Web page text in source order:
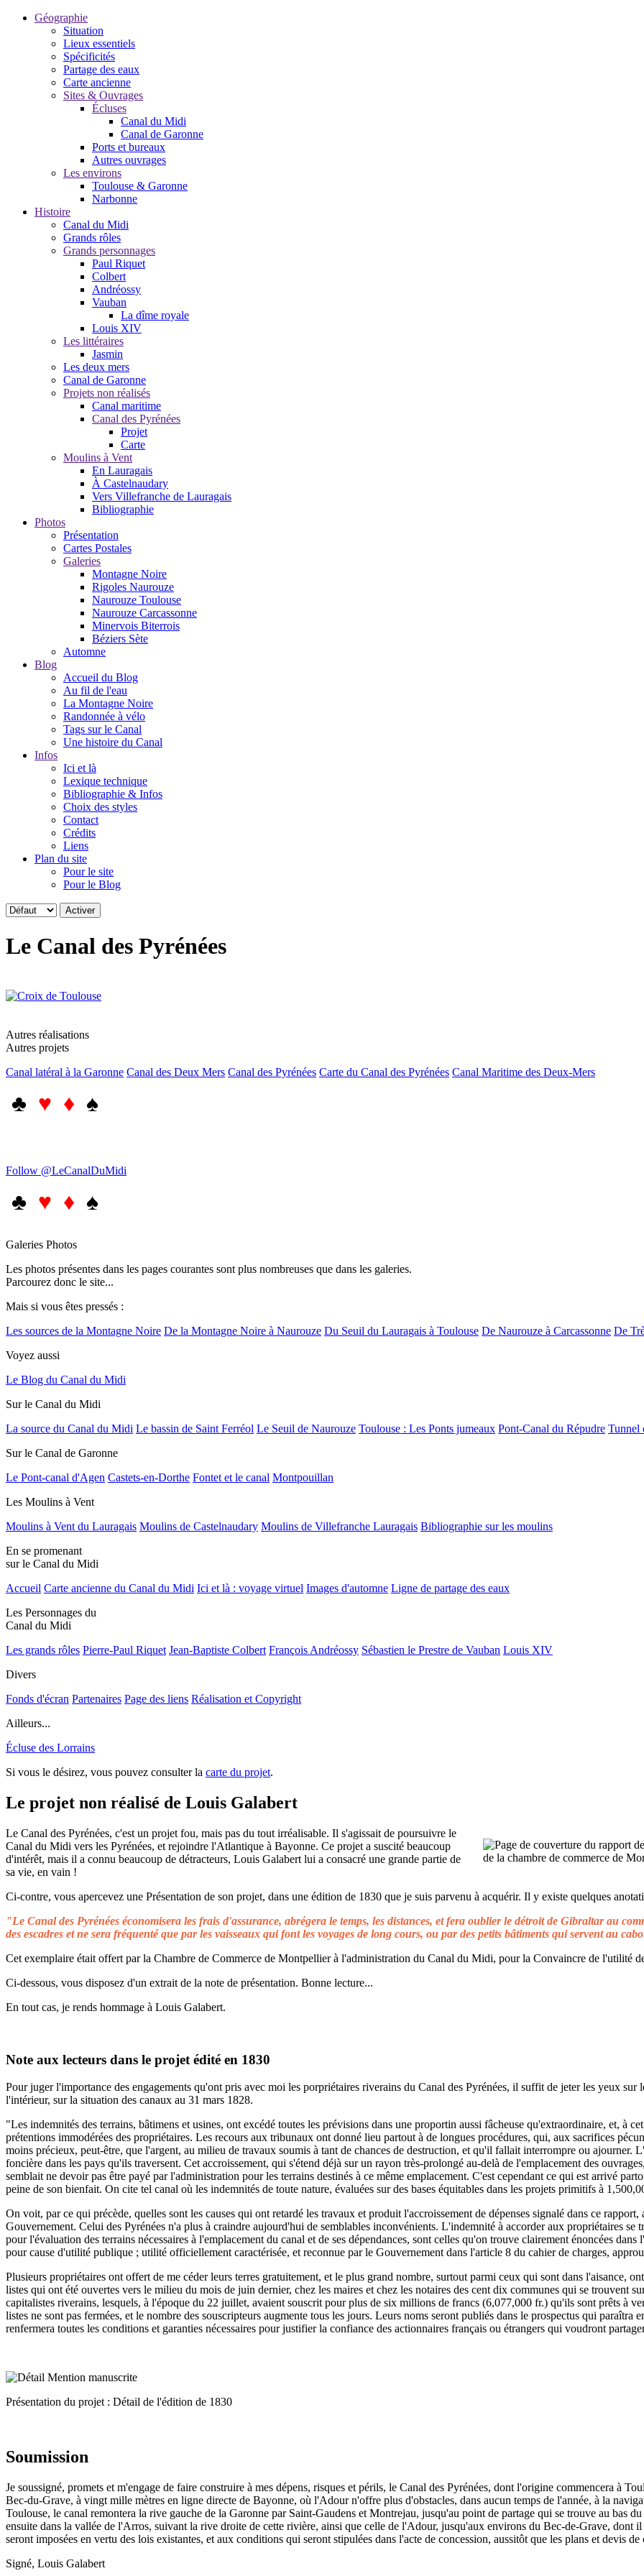
Géographie
Situation
Lieux essentiels
Spécificités
Partage des eaux
Carte ancienne
Sites & Ouvrages
Écluses
Canal du Midi
Canal de Garonne
Ports et bureaux
Autres ouvrages
Les environs
Toulouse & Garonne
Narbonne
Histoire
Canal du Midi
Grands rôles
Grands personnages
Paul Riquet
Colbert
Andréossy
Vauban
La dîme royale
Louis XIV
Les littéraires
Jasmin
Les deux mers
Canal de Garonne
Projets non réalisés
Canal maritime
Canal des Pyrénées
Projet
Carte
Moulins à Vent
En Lauragais
À Castelnaudary
Vers Villefranche de Lauragais
Bibliographie
Photos
Présentation
Cartes Postales
Galeries
Montagne Noire
Rigoles Naurouze
Naurouze Toulouse
Naurouze Carcassonne
Minervois Biterrois
Béziers Sète
Automne
Blog
Accueil du Blog
Au fil de l'eau
La Montagne Noire
Randonnée à vélo
Tags sur le Canal
Une histoire du Canal
Infos
Ici et là
Lexique technique
Bibliographie & Infos
Choix des styles
Contact
Crédits
Liens
Plan du site
Pour le site
Pour le Blog
Le Canal des Pyrénées
Autres réalisations
Autres projets
Canal latéral à la Garonne Canal des Deux Mers Canal des Pyrénées Carte du Canal des Pyrénées Canal Maritime des Deux-Mers
♣ ♥ ♦ ♠
Follow @LeCanalDuMidi
♣ ♥ ♦ ♠
Galeries Photos
Les photos présentes dans les pages courantes sont plus nombreuses que dans les galeries.
Parcourez donc le site...
Mais si vous êtes pressés :
Les sources de la Montagne Noire De la Montagne Noire à Naurouze Du Seuil du Lauragais à Toulouse De Naurouze à Carcassonne De
Voyez aussi
Le Blog du Canal du Midi
Sur le Canal du Midi
La source du Canal du Midi Le bassin de Saint Ferréol Le Seuil de Naurouze Toulouse : Les Ponts jumeaux Pont-Canal du Répudre Tunnel
Sur le Canal de Garonne
Le Pont-canal d'Agen Castets-en-Dorthe Fontet et le canal Montpouillan
Les Moulins à Vent
Moulins à Vent du Lauragais Moulins de Castelnaudary Moulins de Villefranche Lauragais Bibliographie sur les moulins
En se promenant
sur le Canal du Midi
Accueil Carte ancienne du Canal du Midi Ici et là : voyage virtuel Images d'automne Ligne de partage des eaux
Les Personnages du
Canal du Midi
Les grands rôles Pierre-Paul Riquet Jean-Baptiste Colbert François Andréossy Sébastien le Prestre de Vauban Louis XIV
Divers
Fonds d'écran Partenaires Page des liens Réalisation et Copyright
Ailleurs...
Écluse des Lorrains
Si vous le désirez, vous pouvez consulter la carte du projet.
Le projet non réalisé de Louis Galabert
Le Canal des Pyrénées, c'est un projet fou, mais pas du tout irréalisable. Il s'agissait de poursuivre le
Canal du Midi vers les Pyrénées, et rejoindre l'Atlantique à Bayonne. Ce projet a suscité beaucoup
d'intérêt, mais il a connu beaucoup de détracteurs, Louis Galabert lui a consacré une grande partie de
sa vie, en vain !
Ci-contre, vous apercevez une Présentation de son projet, dans une édition de 1830 que je suis parvenu à acquérir. Il y existe quelques
"Le Canal des Pyrénées économisera les frais d'assurance, abrégera le temps, les distances, et fera oublier le détroit de Gibraltar au
des escadres et ne sera fréquenté que par les vaisseaux qui font les voyages de long cours, ou par des petits bâtiments qui servent au
Cet exemplaire était offert par la Chambre de Commerce de Montpellier à l'administration du Canal du Midi, pour la Convaincre de l'utilité
Ci-dessous, vous disposez d'un extrait de la note de présentation. Bonne lecture...
En tout cas, je rends hommage à Louis Galabert.
Note aux lecteurs dans le projet édité en 1830
Pour juger l'importance des engagements qu'ont pris avec moi les porpriétaires riverains du Canal des Pyrénées, il suffit de jeter les yeux
l'intérieur, sur la situation des canaux au 31 mars 1828.
"Les indemnités des terrains, bâtimens et usines, ont excédé toutes les prévisions dans une proportin aussi fâcheuse qu'extraordinaire, et, à
prétentions immodérées des propriétaires. Les recours aux tribunaux ont donné lieu partout à de longues procédures, qui, aux sacrifices
moins précieux, peut-être, que l'argent, au milieu de travaux soumis à tant de chances de destruction, et qu'il fallait interrompre ou ajourner.
foncière dans les pays qu'ils traversent. Cet accroissement, qui s'étend déjà sur un rayon très-prolongé au-delà de l'emplacement des
semblait ne devoir pas être payé par l'administration pour les terrains destinés à ce même emplacement. C'est cependant ce qui est arrivé
peine de son bienfait. On cite tel canal où les indemnités de toute nature, évaluées sur des bases équitables dans les projets primitifs à
On voit, par ce qui précède, quelles sont les causes qui ont retardé les travaux et produit l'accroissement de dépenses signalé dans ce
Gouvernement. Celui des Pyrénées n'a plus à craindre aujourd'hui de semblables inconvénients. L'indemnité à accorder aux propriétaires se
pour l'évaluation des terrains nécessaires à l'emplacement du canal et de ses dépendances, sont celles qu'on trouve clairement énoncées
pour cause d'utilité publique ; utilité officiellement caractérisée, et reconnue par le Gouvernement dans l'article 8 du cahier de charges,
Plusieurs propriétaires ont offert de me céder leurs terres gratuitement, et le plus grand nombre, surtout parmi ceux qui sont dans l'aisance,
listes qui ont été ouvertes vers le milieu du mois de juin dernier, chez les maires et chez les notaires des cent dix communes qui se trouvent
capitalistes riverains, lesquels, à l'époque du 22 juillet, avaient souscrit pour plus de six millions de francs (6,077,000 fr.) qu'ils sont prêts à
listes ne sont pas fermées, et le nombre des souscripteurs augmente tous les jours. Leurs noms seront publiés dans le prospectus qui
renfermera toutes les conditions et garanties nécessaires pour justifier la confiance des actionnaires français ou étrangers qui voudront
Présentation du projet : Détail de l'édition de 1830
Soumission
Je soussigné, promets et m'engage de faire construire à mes dépens, risques et périls, le Canal des Pyrénées, dont l'origine commencera à
Bec-du-Grave, à vingt mille mètres en ligne directe de Bayonne, où l'Adour n'offre plus d'obstacles, dans aucun temps de l'année, à la
Toulouse, le canal remontera la rive gauche de la Garonne par Saint-Gaudens et Montrejau, jusqu'au point de partage qui se trouve au bas
ensuite dans la vallée de l'Arros, suivant la rive droite de cette rivière, ainsi que celle de l'Adour, jusqu'aux environs du Bec-de-Grave, dont
seront imposées en vertu des lois existantes, et aux conditions qui seront stipulées dans l'acte de concession, aussitôt que les plans et devis
Signé, Louis Galabert